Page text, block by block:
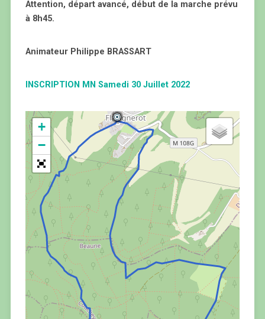
Attention, départ avancé, début de la marche prévu
à 8h45.
Animateur Philippe BRASSART
INSCRIPTION MN Samedi 30 Juillet 2022
+
−